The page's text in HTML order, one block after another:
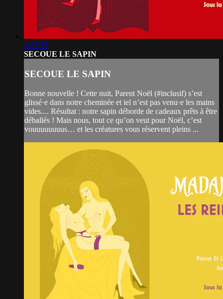
1:21:33
SECOUE LE SAPIN
SECOUE LE SAPIN
Bonne nouvelle ! Cette nuit, Parent Noël (#inclusif) s’est
glissé·e dans notre cheminée et iel n’est pas venu·e les mains
vides.... Résultat : notre sapin déborde de cadeaux prêts à être
déballés ! Mais nous, tout ce qu’on veut pour Noël, c’est
vouuuuuuuus… et les créatures vous réservent pleins ...